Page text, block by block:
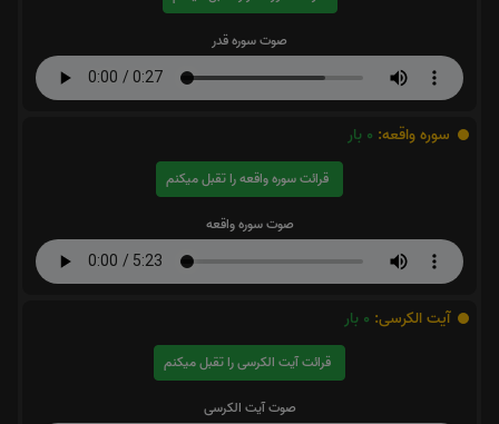
صوت سوره قدر
سوره واقعه: 0 بار
قرائت سوره واقعه را تقبل میکنم
صوت سوره واقعه
آیت الکرسی: 0 بار
قرائت آیت الکرسی را تقبل میکنم
صوت آیت الکرسی